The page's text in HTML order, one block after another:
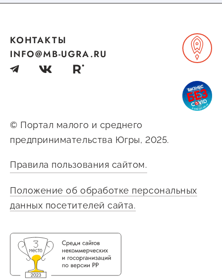
© Портал малого и среднего
предпринимательства Югры, 2025.
Правила пользования сайтом.
Положение об обработке персональных
данных посетителей сайта.
КОНТАКТЫ
INFO@MB-UGRA.RU